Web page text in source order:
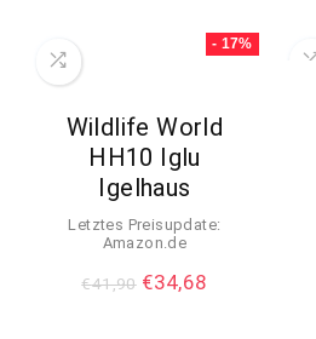
- 17%
Wildlife World
HH10 Iglu
Igelhaus
Letztes Preisupdate:
Amazon.de
€41,90 €34,68